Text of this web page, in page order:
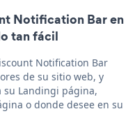
Notification Bar en
tan fácil
Notification Bar
de su sitio web, y
su Landingi página,
o donde desee en su